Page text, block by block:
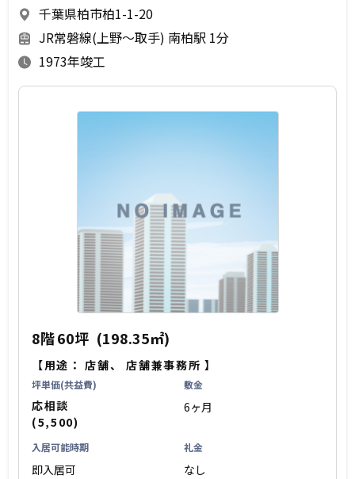
千葉県柏市柏1-1-20
JR常磐線(上野～取手) 南柏駅 1分
1973年竣工
8階60坪 (198.35㎡)
【用途：店舗、 店舗兼事務所 】
坪単価(共益費)
応相談
(5,500)
敷金
6ヶ月
入居可能時期
即入居可
礼金
なし